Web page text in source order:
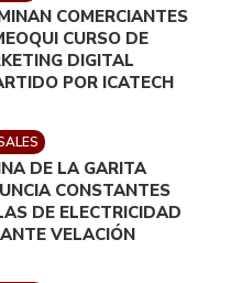
COMERCIANTES
CURSO DE
DIGITAL
POR ICATECH
DE LA GARITA
CONSTANTES
DE ELECTRICIDAD
VELACIÓN